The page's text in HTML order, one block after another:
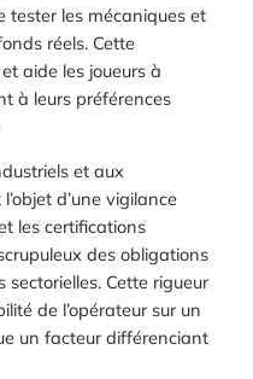
tester les mécaniques et
réels. Cette
aide les joueurs à
à leurs préférences
et aux
d’une vigilance
les certifications
des obligations
Cette rigueur
de l’opérateur sur un
un facteur différenciant